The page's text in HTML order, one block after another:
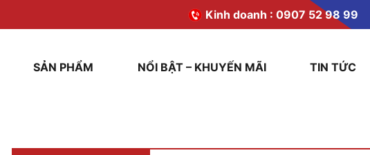
Kinh doanh : 0907 52 98 99
SẢN PHẨM NỔI BẬT – KHUYẾN MÃI TIN TỨC